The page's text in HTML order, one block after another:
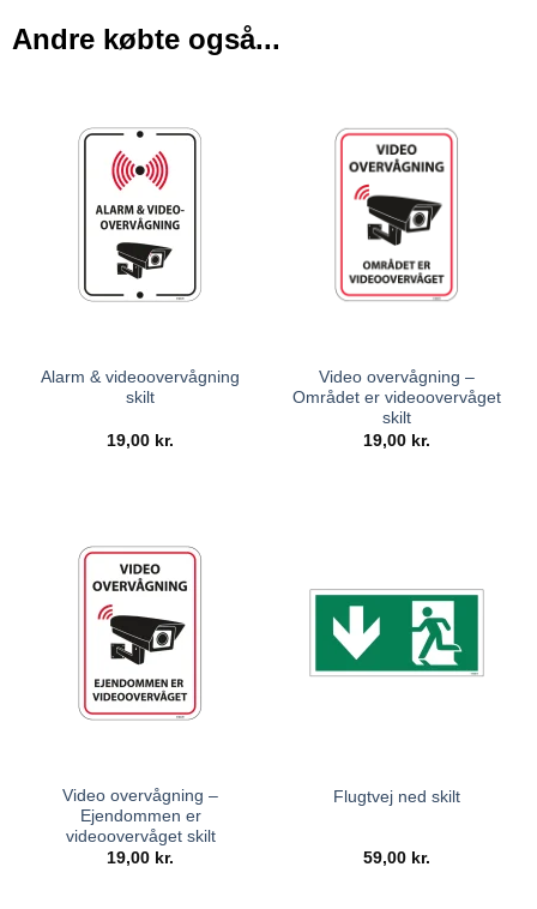
Andre købte også...
Alarm & videoovervågning
skilt
19,00 kr.
Video overvågning –
Området er videoovervåget
skilt
19,00 kr.
Video overvågning –
Ejendommen er
videoovervåget skilt
19,00 kr.
Flugtvej ned skilt
59,00 kr.